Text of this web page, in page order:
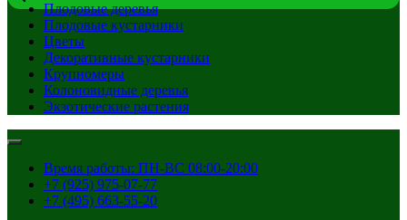
Плодовые деревья
Плодовые кустарники
Цветы
Декоративные кустарники
Крупномеры
Колоновидные деревья
Экзотические растения
Время работы: ПН-ВС 08:00-20:00
+7 (925) 975-07-77
+7 (495) 663-55-20